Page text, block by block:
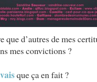
d’autres de mes
mes convictions ?
que ça en fait ?